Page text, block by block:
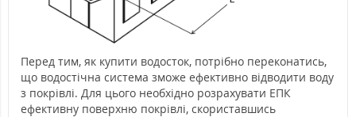
Перед тим, як купити водосток, потрібно переконатись,
що водостічна система зможе ефективно відводити воду
з покрівлі. Для цього необхідно розрахувати ЕПК
ефективну поверхню покрівлі, скориставшись